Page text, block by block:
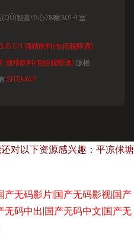
智富中心78幢301-1室
酒精飲料(包括脫醇酒)
酒精飲料(包括脫醇酒) 版權
SITEMAP
对以下资源感兴趣：平凉俅塘
产无码影片|国产无码影视|国产
码中出|国产无码中文|国产无